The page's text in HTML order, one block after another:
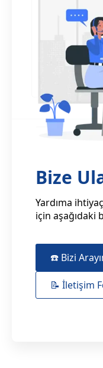
Bize
Yardıma
için aşağıdaki
☎️ Bizi
📝 İletişim